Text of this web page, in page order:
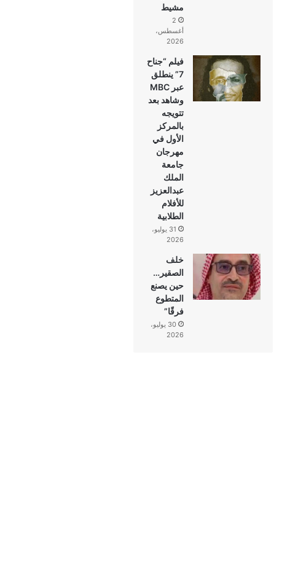
مشيط
2
أغسطس،
2026
فيلم “جناح
7” ينطلق
عبر MBC
وشاهد بعد
تتويجه
بالمركز
الأول في
مهرجان
جامعة
الملك
عبدالعزيز
للأفلام
الطلابية
31 يوليو،
2026
خلف
الصقير…
حين يصنع
المتطوع
فرقًا”
30 يوليو،
2026